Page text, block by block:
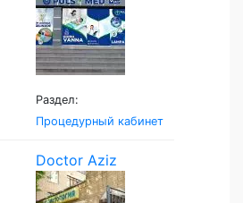
Раздел:
Процедурный кабинет
Doctor Aziz